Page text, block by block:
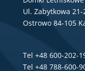
Ul. Zabytkowa 21-
Ostrowo 84-105
Tel +48 600-202-
Tel +48 788-600-